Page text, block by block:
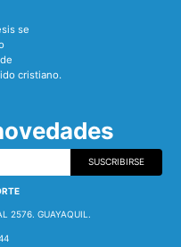
se
cristiano.
SUSCRIBIRSE
2576. GUAYAQUIL.